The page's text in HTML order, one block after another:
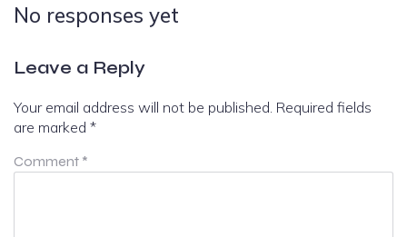
No responses yet
Leave a Reply
Your email address will not be published. Required fields
are marked *
Comment *